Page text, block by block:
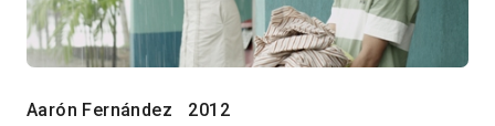
Aarón Fernández
2012